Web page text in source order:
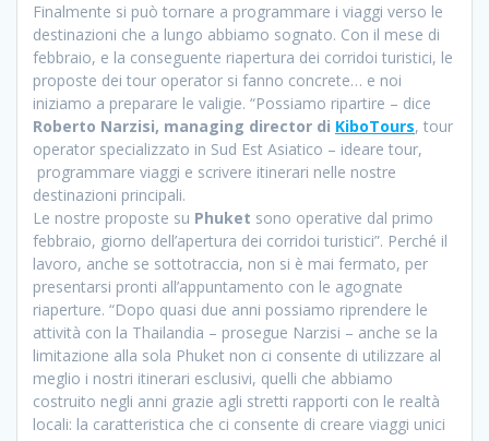
Finalmente si può tornare a programmare i viaggi verso le
destinazioni che a lungo abbiamo sognato. Con il mese di
febbraio, e la conseguente riapertura dei corridoi turistici, le
proposte dei tour operator si fanno concrete… e noi
iniziamo a preparare le valigie. “Possiamo ripartire – dice
Roberto Narzisi, managing director di KiboTours, tour
operator specializzato in Sud Est Asiatico – ideare tour,
programmare viaggi e scrivere itinerari nelle nostre
destinazioni principali.
Le nostre proposte su Phuket sono operative dal primo
febbraio, giorno dell’apertura dei corridoi turistici”. Perché il
lavoro, anche se sottotraccia, non si è mai fermato, per
presentarsi pronti all’appuntamento con le agognate
riaperture. “Dopo quasi due anni possiamo riprendere le
attività con la Thailandia – prosegue Narzisi – anche se la
limitazione alla sola Phuket non ci consente di utilizzare al
meglio i nostri itinerari esclusivi, quelli che abbiamo
costruito negli anni grazie agli stretti rapporti con le realtà
locali: la caratteristica che ci consente di creare viaggi unici